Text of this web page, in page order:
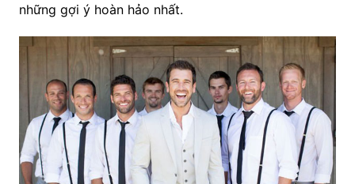
những gợi ý hoàn hảo nhất.